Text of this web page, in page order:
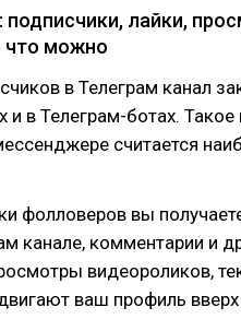
подписчики, лайки,
что можно
в Телеграм канал
и в Телеграм-ботах.
считается
фолловеров вы
канале, комментарии и
видеороликов,
ваш профиль